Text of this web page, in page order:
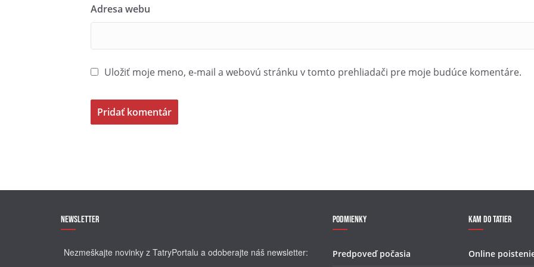
Adresa webu
Uložiť moje meno, e-mail a webovú stránku v tomto prehliadači pre moje budúce komentáre.
Newsletter
Nezmeškajte novinky z TatryPortalu a odoberajte náš newsletter:
Podmienky
Predpoveď počasia
Kam do Tatier
Online